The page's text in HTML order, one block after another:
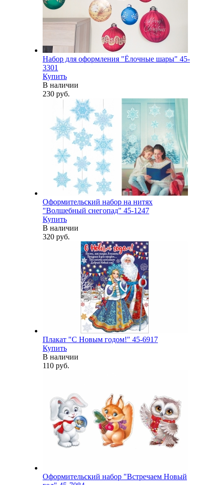
Набор для оформления "Ёлочные шары" 45-
3301
Купить
В наличии
230 руб.
Оформительский набор на нитях
"Волшебный снегопад" 45-1247
Купить
В наличии
320 руб.
Плакат "С Новым годом!" 45-6917
Купить
В наличии
110 руб.
Оформительский набор "Встречаем Новый